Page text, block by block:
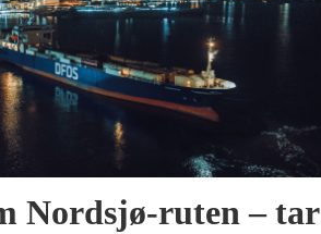
Nordsjø-ruten – tar